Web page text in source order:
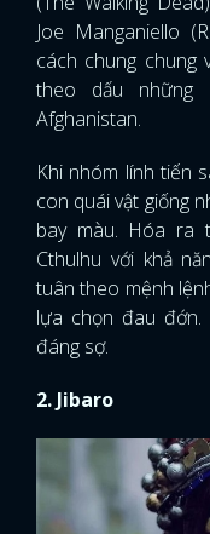
Joe Manganiello
cách chung
theo dấu
Afghanistan.
Khi nhóm lính tiến
con quái vật giống
bay màu. Hóa ra
Cthulhu với khả
tuân theo mệnh
lựa chọn đau
đáng sợ.
2. Jibaro